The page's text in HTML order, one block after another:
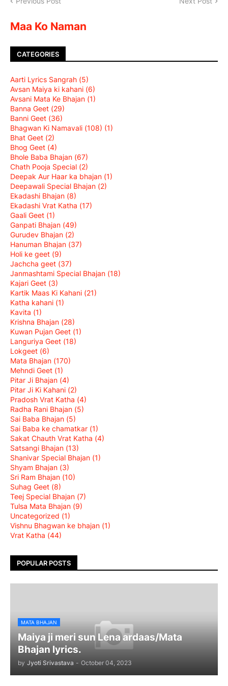
Maa Ko Naman
CATEGORIES
Aarti Lyrics Sangrah (5)
Avsan Maiya ki kahani (6)
Avsani Mata Ke Bhajan (1)
Banna Geet (29)
Banni Geet (36)
Bhagwan Ki Namavali (108) (1)
Bhat Geet (2)
Bhog Geet (4)
Bhole Baba Bhajan (67)
Chath Pooja Special (2)
Deepak Aur Haar ka bhajan (1)
Deepawali Special Bhajan (2)
Ekadashi Bhajan (8)
Ekadashi Vrat Katha (17)
Gaali Geet (1)
Ganpati Bhajan (49)
Gurudev Bhajan (2)
Hanuman Bhajan (37)
Holi ke geet (9)
Jachcha geet (37)
Janmashtami Special Bhajan (18)
Kajari Geet (3)
Kartik Maas Ki Kahani (21)
Katha kahani (1)
Kavita (1)
Krishna Bhajan (28)
Kuwan Pujan Geet (1)
Languriya Geet (18)
Lokgeet (6)
Mata Bhajan (170)
Mehndi Geet (1)
Pitar Ji Bhajan (4)
Pitar Ji Ki Kahani (2)
Pradosh Vrat Katha (4)
Radha Rani Bhajan (5)
Sai Baba Bhajan (5)
Sai Baba ke chamatkar (1)
Sakat Chauth Vrat Katha (4)
Satsangi Bhajan (13)
Shanivar Special Bhajan (1)
Shyam Bhajan (3)
Sri Ram Bhajan (10)
Suhag Geet (8)
Teej Special Bhajan (7)
Tulsa Mata Bhajan (9)
Uncategorized (1)
Vishnu Bhagwan ke bhajan (1)
Vrat Katha (44)
POPULAR POSTS
MATA BHAJAN
Maiya ji meri sun Lena ardaas/Mata
Bhajan lyrics.
by Jyoti Srivastava - October 04, 2023